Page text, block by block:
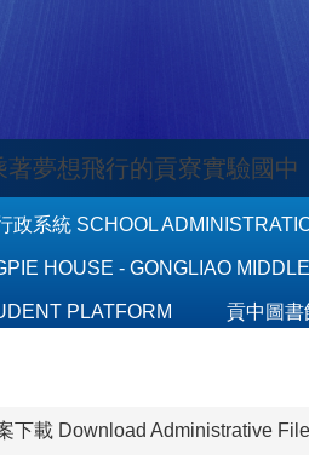
著夢想飛行的貢寮實驗國中
政系統 SCHOOL
HOUSE - GONGLIAO
PLATFORM
貢中圖書
下載 Download Administrative